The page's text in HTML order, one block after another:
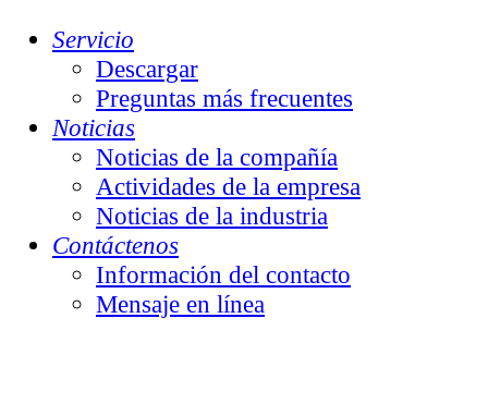
Servicio
Descargar
Preguntas más frecuentes
Noticias
Noticias de la compañía
Actividades de la empresa
Noticias de la industria
Contáctenos
Información del contacto
Mensaje en línea